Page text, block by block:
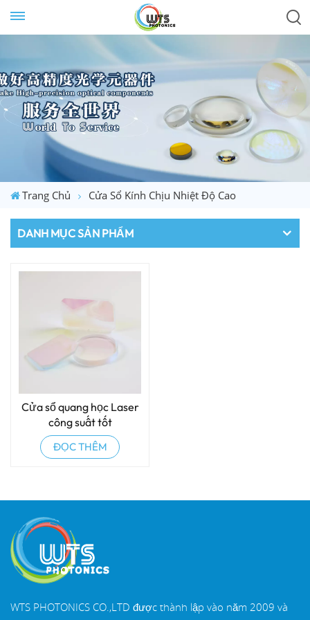
Trang Chủ Cửa Sổ Kính Chịu Nhiệt Độ Cao
DANH MỤC SẢN PHẨM
Cửa sổ quang học Laser
công suất tốt
ĐỌC THÊM
WTS PHOTONICS CO.,LTD được thành lập vào năm 2009 và